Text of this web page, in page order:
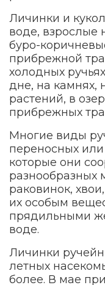
Личинки и
воде, взрослые
буро-
прибрежной
холодных
дне, на камнях,
растений, в
прибрежных
Многие виды
переносных
которые они
разнообразных
раковинок,
их особым
прядильными
воде.
Личинки
летных
более. В мае